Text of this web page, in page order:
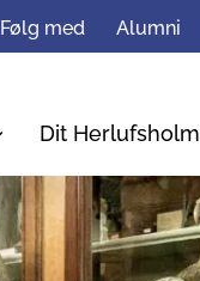
Følg med Alumni
Dit Herlufsholm